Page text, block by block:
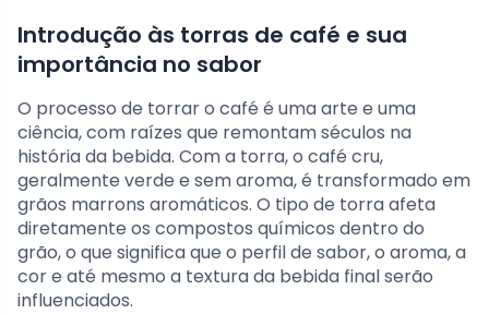
Introdução às torras de café e sua
importância no sabor
O processo de torrar o café é uma arte e uma
ciência, com raízes que remontam séculos na
história da bebida. Com a torra, o café cru,
geralmente verde e sem aroma, é transformado em
grãos marrons aromáticos. O tipo de torra afeta
diretamente os compostos químicos dentro do
grão, o que significa que o perfil de sabor, o aroma, a
cor e até mesmo a textura da bebida final serão
influenciados.